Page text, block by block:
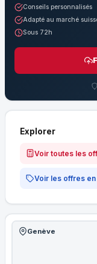
Conseils personnalisés
Adapté au marché
Sous 72h
Explorer
Voir toutes les
Voir les offres
Genève